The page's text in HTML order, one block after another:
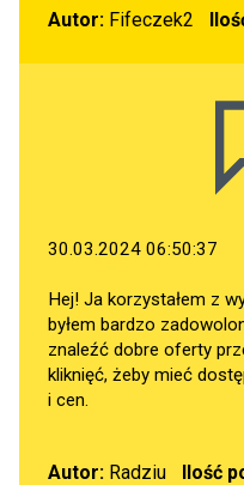
Autor: Fifeczek2
30.03.2024 06:50:37
Hej! Ja korzystałem z
byłem bardzo
znaleźć dobre oferty
kliknięć, żeby mieć
i cen.
Autor: Radziu Ilość